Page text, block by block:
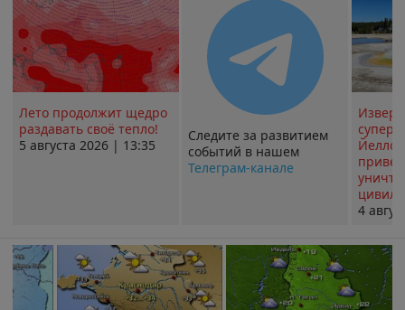
Лето продолжит щедро
раздавать своё тепло!
5 августа 2026 | 13:35
Следите за развитием
событий в нашем
Телеграм-канале
4